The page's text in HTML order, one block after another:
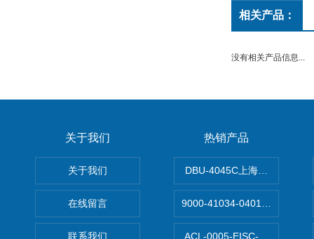
相关产品：
没有相关产品信息...
关于我们
关于我们
在线留言
联系我们
热销产品
DBU-4045C上海鹰峰制动单
9000-41034-0401000穆尔
ACL-0005-EISC-E2M8C上海